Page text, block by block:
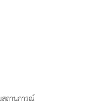
ถานการณ์